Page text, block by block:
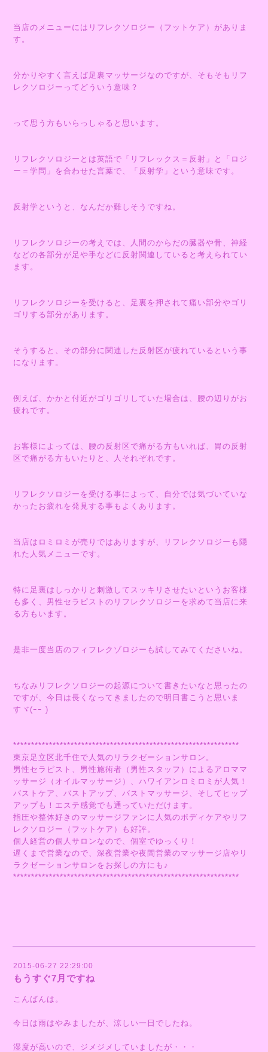
当店のメニューにはリフレクソロジー（フットケア）がありま
す。
分かりやすく言えば足裏マッサージなのですが、そもそもリフ
レクソロジーってどういう意味？
って思う方もいらっしゃると思います。
リフレクソロジーとは英語で「リフレックス＝反射」と「ロジ
ー＝学問」を合わせた言葉で、「反射学」という意味です。
反射学というと、なんだか難しそうですね。
リフレクソロジーの考えでは、人間のからだの臓器や骨、神経
などの各部分が足や手などに反射関連していると考えられてい
ます。
リフレクソロジーを受けると、足裏を押されて痛い部分やゴリ
ゴリする部分があります。
そうすると、その部分に関連した反射区が疲れているという事
になります。
例えば、かかと付近がゴリゴリしていた場合は、腰の辺りがお
疲れです。
お客様によっては、腰の反射区で痛がる方もいれば、胃の反射
区で痛がる方もいたりと、人それぞれです。
リフレクソロジーを受ける事によって、自分では気づいていな
かったお疲れを発見する事もよくあります。
当店はロミロミが売りではありますが、リフレクソロジーも隠
れた人気メニューです。
特に足裏はしっかりと刺激してスッキリさせたいというお客様
も多く、男性セラピストのリフレクソロジーを求めて当店に来
る方もいます。
是非一度当店のフィフレクゾロジーも試してみてくださいね。
ちなみリフレクソロジーの起源について書きたいなと思ったの
ですが、今日は長くなってきましたので明日書こうと思いま
すヾ(ｰｰ )
***************************************************************
東京足立区北千住で人気のリラクゼーションサロン。
男性セラピスト、男性施術者（男性スタッフ）によるアロママ
ッサージ（オイルマッサージ）、ハワイアンロミロミが人気！
バストケア、バストアップ、バストマッサージ、そしてヒップ
アップも！エステ感覚でも通っていただけます。
指圧や整体好きのマッサージファンに人気のボディケアやリフ
レクソロジー（フットケア）も好評。
個人経営の個人サロンなので、個室でゆっくり！
遅くまで営業なので、深夜営業や夜間営業のマッサージ店やリ
ラクゼーションサロンをお探しの方にも♪
***************************************************************
2015-06-27 22:29:00
もうすぐ7月ですね
こんばんは。
今日は雨はやみましたが、涼しい一日でしたね。
湿度が高いので、ジメジメしていましたが・・・